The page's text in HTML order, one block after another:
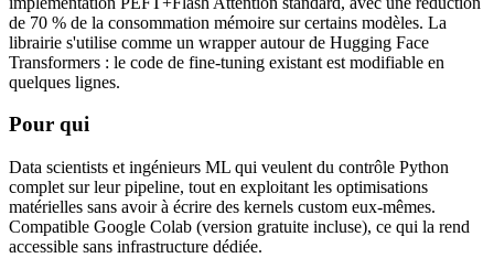
de 70 % de la consommation mémoire sur certains modèles. La
librairie s'utilise comme un wrapper autour de Hugging Face
Transformers : le code de fine-tuning existant est modifiable en
quelques lignes.
Pour qui
Data scientists et ingénieurs ML qui veulent du contrôle Python
complet sur leur pipeline, tout en exploitant les optimisations
matérielles sans avoir à écrire des kernels custom eux-mêmes.
Compatible Google Colab (version gratuite incluse), ce qui la rend
accessible sans infrastructure dédiée.